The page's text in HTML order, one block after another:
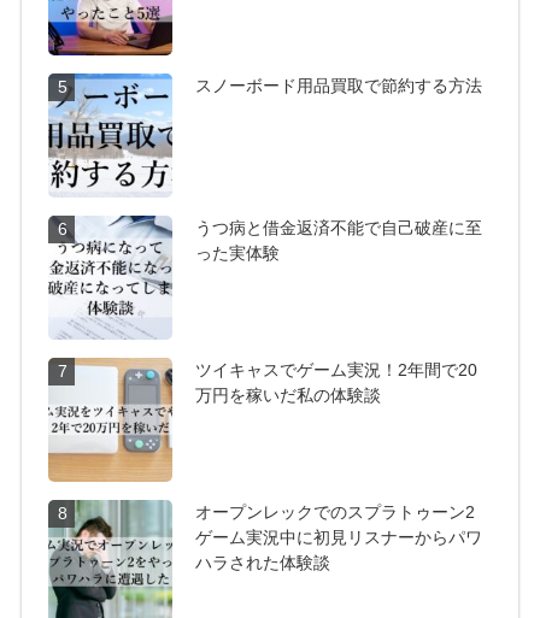
5 スノーボード用品買取で節約する方法
6
うつ病と借金返済不能で自己破産に至
った実体験
7
ツイキャスでゲーム実況！2年間で20
万円を稼いだ私の体験談
8
オープンレックでのスプラトゥーン2
ゲーム実況中に初見リスナーからパワ
ハラされた体験談